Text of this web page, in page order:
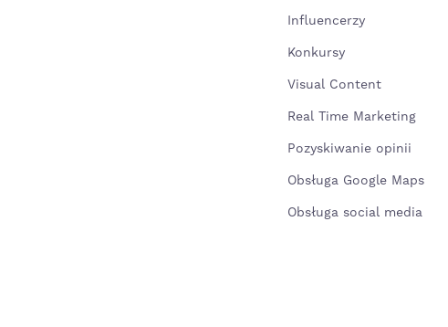
Influencerzy
Konkursy
Visual Content
Real Time Marketing
Pozyskiwanie opinii
Obsługa Google Maps
Obsługa social media